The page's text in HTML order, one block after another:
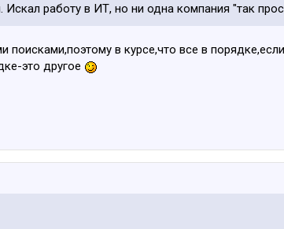
Искал работу в ИТ, но ни одна компания "так
в курсе,что все в
это другое